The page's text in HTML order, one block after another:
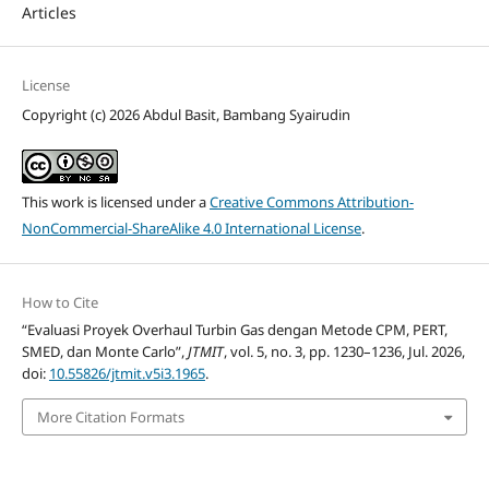
Articles
License
Copyright (c) 2026 Abdul Basit, Bambang Syairudin
This work is licensed under aCreative Commons Attribution-
NonCommercial-ShareAlike 4.0 International License.
How to Cite
“Evaluasi Proyek Overhaul Turbin Gas dengan Metode CPM, PERT,
SMED, dan Monte Carlo”,JTMIT, vol. 5, no. 3, pp. 1230–1236, Jul. 2026,
doi: 10.55826/jtmit.v5i3.1965.
More Citation Formats